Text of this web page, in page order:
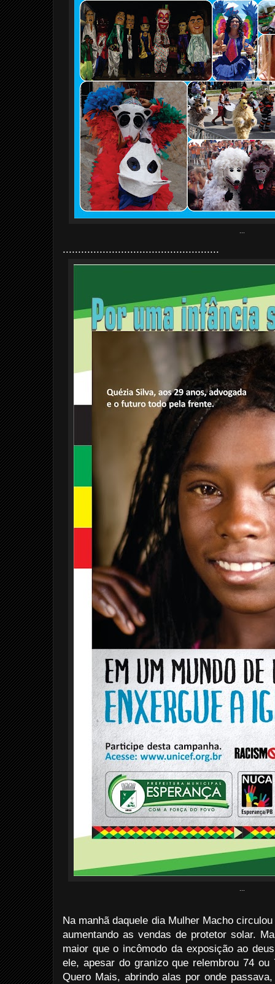
...................................................
Na manhã daquele dia Mulher Macho
aumentando as vendas de protetor solar.
maior que o incômodo da exposição ao
ele, apesar do granizo que relembrou 74
Quero Mais, abrindo alas por onde